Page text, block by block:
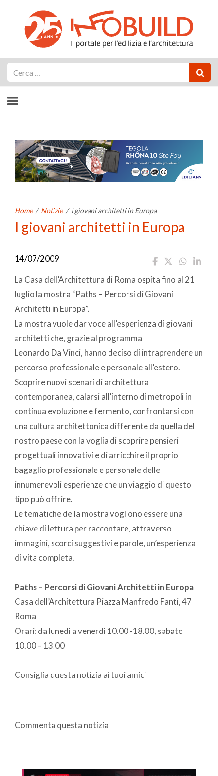
Home / Notizie / I giovani architetti in Europa
I giovani architetti in Europa
14/07/2009
La Casa dell’Architettura di Roma ospita fino al 21
luglio la mostra “Paths – Percorsi di Giovani
Architetti in Europa”.
La mostra vuole dar voce all’esperienza di giovani
architetti che, grazie al programma
Leonardo Da Vinci, hanno deciso di intraprendere un
percorso professionale e personale all’estero.
Scoprire nuovi scenari di architettura
contemporanea, calarsi all’interno di metropoli in
continua evoluzione e fermento, confrontarsi con
una cultura architettonica differente da quella del
nostro paese con la voglia di scoprire pensieri
progettuali innovativi e di arricchire il proprio
bagaglio professionale e personale delle
innumerevoli esperienze che un viaggio di questo
tipo può offrire.
Le tematiche della mostra vogliono essere una
chiave di lettura per raccontare, attraverso
immagini, scorci suggestivi e parole, un’esperienza
di vita completa.
Paths – Percorsi di Giovani Architetti in Europa
Casa dell’Architettura Piazza Manfredo Fanti, 47
Roma
Orari: da lunedì a venerdì 10.00 -18.00, sabato
10.00 – 13.00
Consiglia questa notizia ai tuoi amici
Commenta questa notizia